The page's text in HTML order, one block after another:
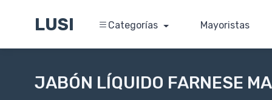
LUSI Categorías Mayoristas
JABÓN LÍQUIDO FARNESE